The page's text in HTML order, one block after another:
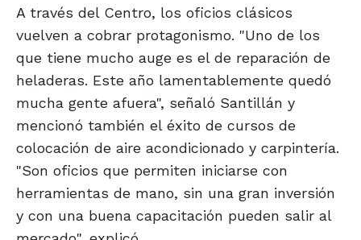
A través del Centro, los oficios clásicos
vuelven a cobrar protagonismo. "Uno de los
que tiene mucho auge es el de reparación de
heladeras. Este año lamentablemente quedó
mucha gente afuera", señaló Santillán y
mencionó también el éxito de cursos de
colocación de aire acondicionado y carpintería.
"Son oficios que permiten iniciarse con
herramientas de mano, sin una gran inversión
y con una buena capacitación pueden salir al